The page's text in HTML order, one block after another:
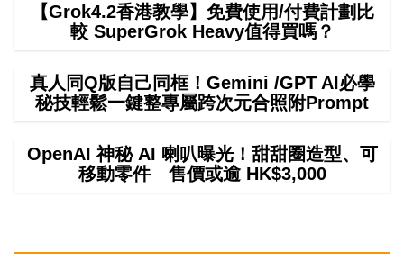
【Grok4.2香港教學】免費使用/付費計劃比
較 SuperGrok Heavy值得買嗎？
真人同Q版自己同框！Gemini /GPT AI必學
秘技輕鬆一鍵整專屬跨次元合照附Prompt
OpenAI 神秘 AI 喇叭曝光！甜甜圈造型、可
移動零件 售價或逾 HK$3,000